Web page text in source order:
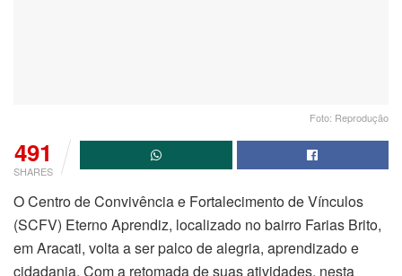
Foto: Reprodução
491
SHARES
O Centro de Convivência e Fortalecimento de Vínculos
(SCFV) Eterno Aprendiz, localizado no bairro Farias Brito,
em Aracati, volta a ser palco de alegria, aprendizado e
cidadania. Com a retomada de suas atividades, nesta